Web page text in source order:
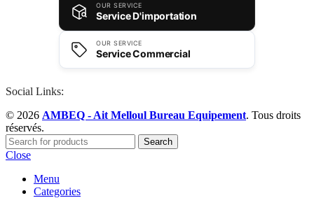
OUR SERVICE
Service D'importation
OUR SERVICE
Service Commercial
Social Links:
© 2026 AMBEQ - Ait Melloul Bureau Equipement. Tous droits
réservés.
Search
Close
Menu
Categories